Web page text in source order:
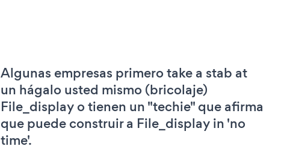
Algunas empresas primero take a stab at
un hágalo usted mismo (bricolaje)
File_display o tienen un "techie" que afirma
que puede construir a File_display in 'no
time'.